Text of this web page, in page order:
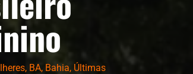
, BA, Bahia, Últimas